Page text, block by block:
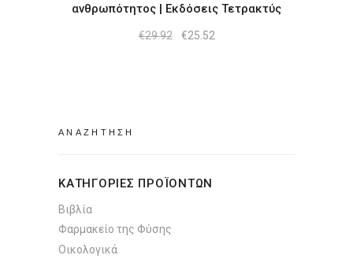
ανθρωπότητος | Εκδόσεις Τετρακτύς
€29.92
Original
€25.52Η
ΚΑΤΗΓΟΡΙΕΣ ΠΡΟΪΟΝΤΩΝ
Βιβλία
Φαρμακείο της Φύσης
Οικολογικά